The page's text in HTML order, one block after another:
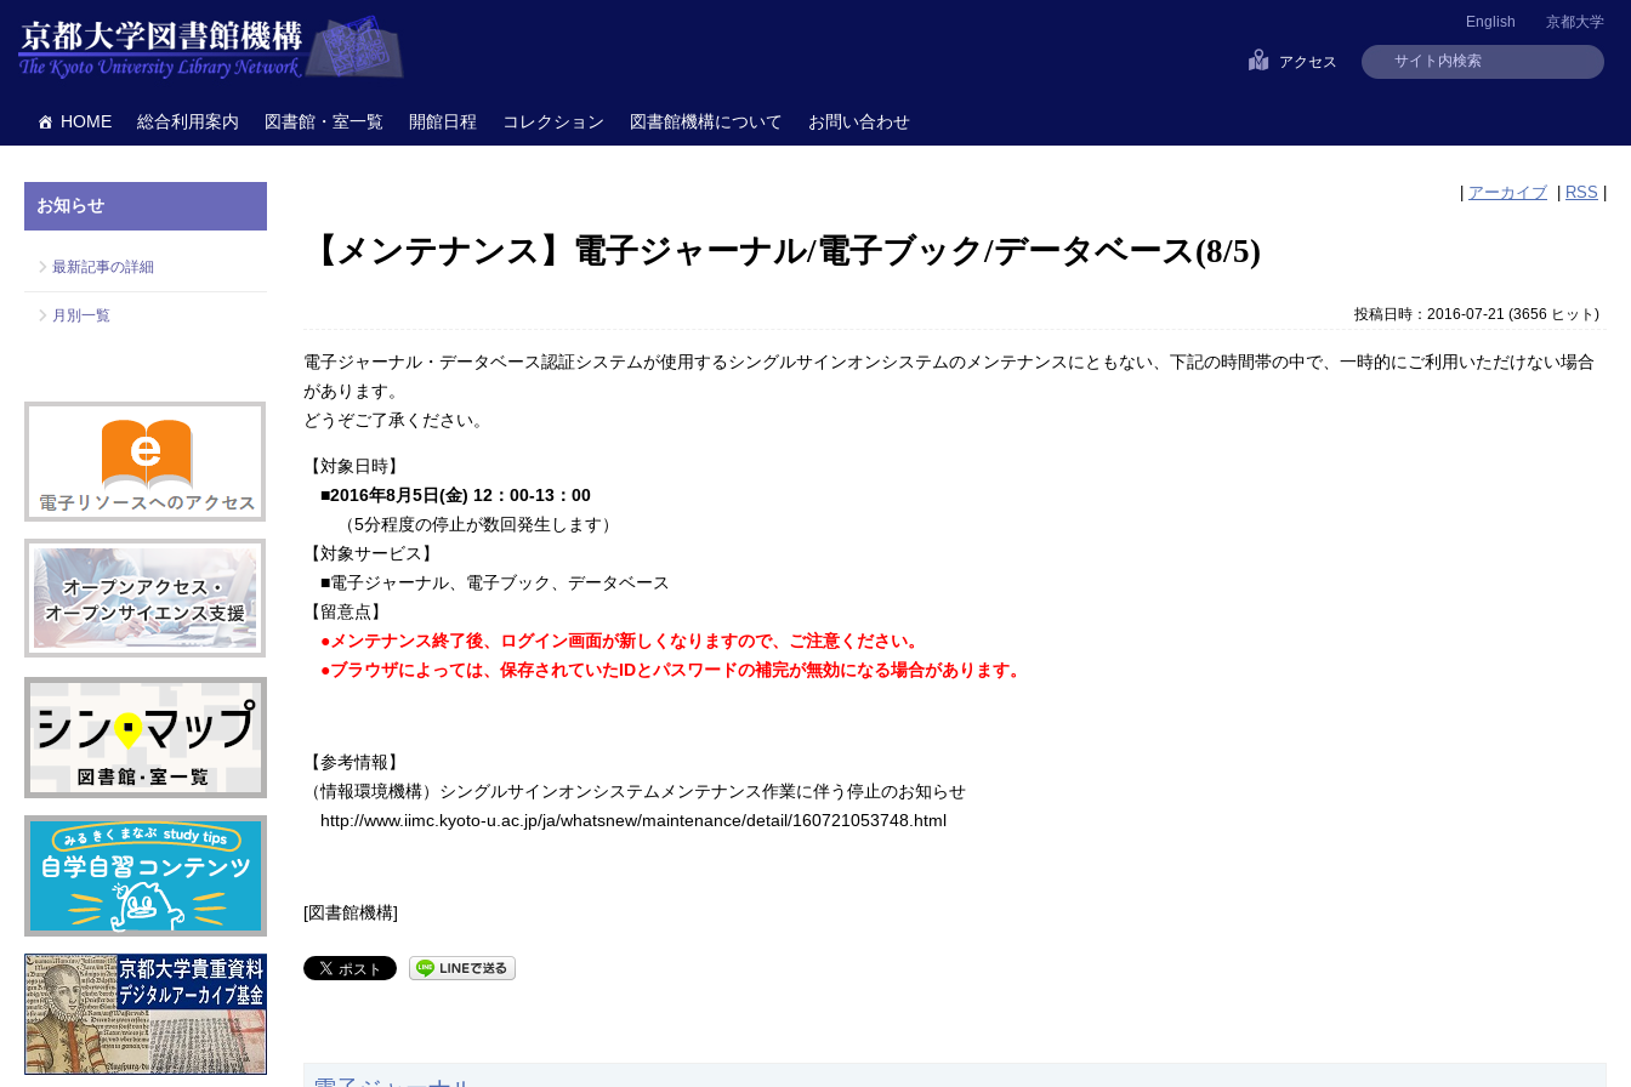
京都大学
English
アクセス
HOME 総合利用案内 図書館・室一覧 開館日程 コレクション 図書館機構について お問い合わせ
| アーカイブ | RSS |
【メンテナンス】電子ジャーナル/電子ブック/データベース(8/5)
投稿日時：2016-07-21 (3656 ヒット )
電子ジャーナル・データベース認証システムが使用するシングルサインオンシステムのメンテナンスにともない、下記の時間帯の中で、一時的にご利用いただけない場合
があります。
どうぞご了承ください。
【対象日時】
■2016年8月5日(金) 12：00-13：00
（5分程度の停止が数回発生します）
【対象サービス】
■電子ジャーナル、電子ブック、データベース
【留意点】
●メンテナンス終了後、ログイン画面が新しくなりますので、ご注意ください。
●ブラウザによっては、保存されていたIDとパスワードの補完が無効になる場合があります。
【参考情報】
（情報環境機構）シングルサインオンシステムメンテナンス作業に伴う停止のお知らせ
http://www.iimc.kyoto-u.ac.jp/ja/whatsnew/maintenance/detail/160721053748.html
[図書館機構]
お知らせ
最新記事の詳細
月別一覧